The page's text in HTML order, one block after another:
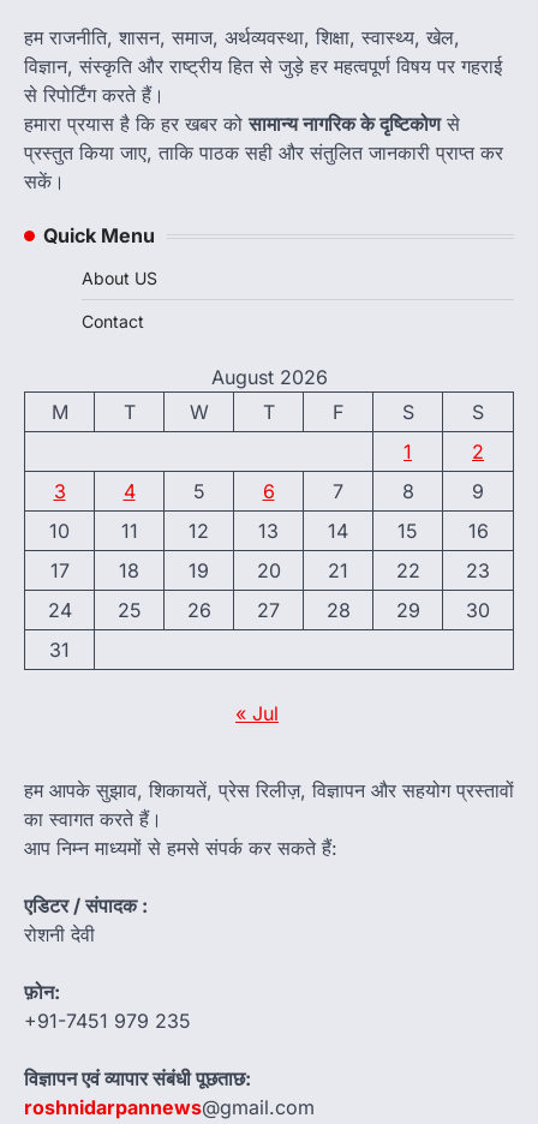
हम राजनीति, शासन, समाज, अर्थव्यवस्था, शिक्षा, स्वास्थ्य, खेल,
विज्ञान, संस्कृति और राष्ट्रीय हित से जुड़े हर महत्वपूर्ण विषय पर गहराई
से रिपोर्टिंग करते हैं।
हमारा प्रयास है कि हर खबर कोसामान्य नागरिक के दृष्टिकोणसे
प्रस्तुत किया जाए, ताकि पाठक सही और संतुलित जानकारी प्राप्त कर
सकें।
Quick Menu
About US
Contact
August 2026
M
T W T F S
S
1
2
3
4 5 6 7 8
9
10
11 12 13 14 15
16
17
18 19 20 21 22
23
24
25 26 27 28 29
30
31
« Jul
हम आपके सुझाव, शिकायतें, प्रेस रिलीज़, विज्ञापन और सहयोग प्रस्तावों
का स्वागत करते हैं।
आप निम्न माध्यमों से हमसे संपर्क कर सकते हैं:
एडिटर / संपादक :
रोशनी देवी
फ़ोन:
+91-7451 979 235
विज्ञापन एवं व्यापार संबंधी पूछताछ:
roshnidarpannews@gmail.com